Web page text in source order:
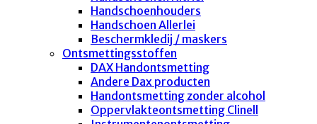
Handschoenhouders
Handschoen Allerlei
Beschermkledij / maskers
Ontsmettingsstoffen
DAX Handontsmetting
Andere Dax producten
Handontsmetting zonder alcohol
Oppervlakteontsmetting Clinell